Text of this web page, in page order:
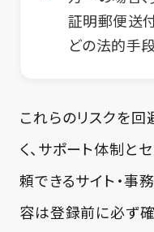
証明郵便送
どの法的手
これらのリスクを
く、サポート体制と
頼できるサイト・事
容は登録前に必ず